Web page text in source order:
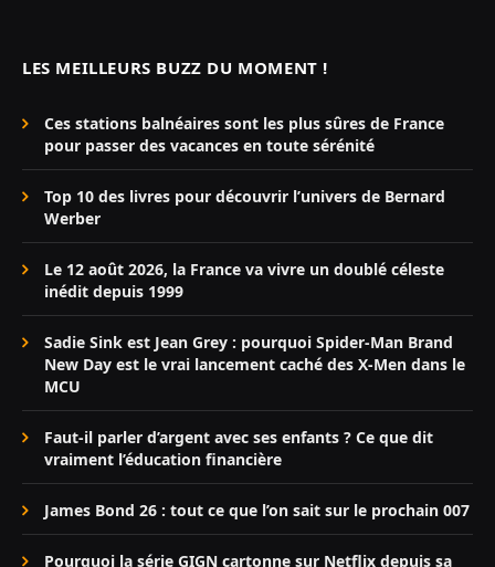
LES MEILLEURS BUZZ DU MOMENT !
Ces stations balnéaires sont les plus sûres de France
pour passer des vacances en toute sérénité
Top 10 des livres pour découvrir l’univers de Bernard
Werber
Le 12 août 2026, la France va vivre un doublé céleste
inédit depuis 1999
Sadie Sink est Jean Grey : pourquoi Spider-Man Brand
New Day est le vrai lancement caché des X-Men dans le
MCU
Faut-il parler d’argent avec ses enfants ? Ce que dit
vraiment l’éducation financière
James Bond 26 : tout ce que l’on sait sur le prochain 007
Pourquoi la série GIGN cartonne sur Netflix depuis sa